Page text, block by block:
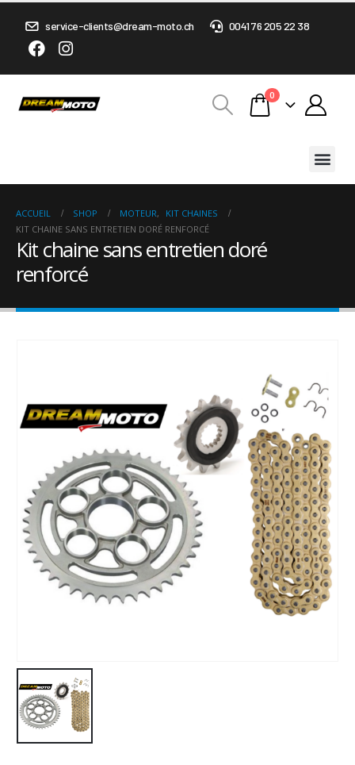
service-clients@dream-moto.ch 0041 76 205 22 38
0
ACCUEIL SHOP MOTEUR,
KIT CHAINES
KIT CHAINE SANS ENTRETIEN DORÉ RENFORCÉ
Kit chaine sans entretien doré
renforcé